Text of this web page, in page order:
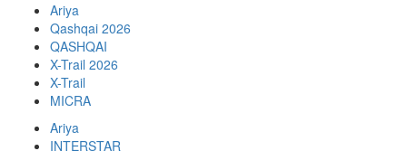
Ariya
Qashqai 2026
QASHQAI
X-Trail 2026
X-Trail
MICRA
Ariya
INTERSTAR